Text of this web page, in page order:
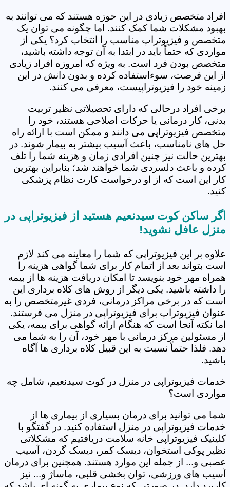
افراد متخصص زیادی در این حوزه هستند که می توانند به
بهبود مشکلات شما کمک کنند. اما چگونه می توان یک
متخصص و فیزیوتراپ مناسب را انتخاب کرد؟ یکی از
مواردی که حتماً باید در ابتدا به آن توجه داشته باشید،
متخصص بودن فرد است. به ویژه که امروزه افراد زیادی
از این فرصت، سوءاستفاده کرده و بدون دانش در این
زمینه خود را فیزیوتراپیست، معرفی می کنند.
برخی افراد درحالی که دارای تحصیلاتی نظیر تربیت
بدنی، کار درمانی یا حرکات اصلاحی هستند، خود را
متخصص فیزیوتراپی می دانند و ممکن است با ارائه راه
حل های نامناسب، باعث آسیب بیشتر به بیمار شوند. در
بهترین حالت نیز چنین افرادی زمان و هزینه شما را تلف
کرده و باعث دلسردی شما خواهند شد؛ بنابراین بهترین
کار این است که از او درخواست کارت نظام پزشکی
کنید.
اگر ساکن کوت سیدنعیم هستید از فیزیوتراپی در
منزل عافل نشوید!
علاوه بر این فیزیوتراپی که شما را معاینه می کند لازم
است بتواند بعد از اتمام کار برای شما گواهی هزینه را
همراه مهر خود بنویسد تا امکان دریافت هزینه ها از بیمه
را داشته باشید. یکی دیگر از روش های کلاه برداری این
است که در برخی مراکز درمانی، فردی غیرمتخصص را به
عنوان فیزیوتراپ برای فیزیوتراپی در منزل می فرستند.
اما نکته آنجا است که هنگام ارائه گواهی برای بیمه، یکی
از مسئولین مرکز درمانی با مهر خود، آن را به شما می
دهد. فلذا حتماً نسبت به این قبیل کلاه برداری ها آگاه
باشید.
خدمات فیزیوتراپی در منزل در کوت سیدنعیم، شامل چه
مواردی است؟
شما می توانید برای درمان بسیاری از بیماری ها از
خدمات فیزیوتراپی در منزل استفاده کنید. در گفتگو با
کلینیک فیزیوتراپی خانه سلامت دریافتیم که مشکلاتی
نظیر پوکی استخوان، دیسک کمر، دیسک گردن، آسیب
عصبی و... از جمله این موارد هستند. همچنین برای درمان
آسیب های ورزشی، توان بخشی قلبی، ماساژ و... نیز